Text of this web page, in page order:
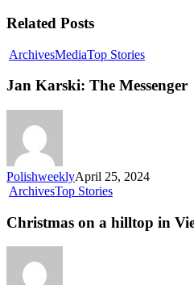
Related Posts
ArchivesMediaTop Stories
Jan Karski: The Messenger
PolishweeklyApril 25, 2024
ArchivesTop Stories
Christmas on a hilltop in